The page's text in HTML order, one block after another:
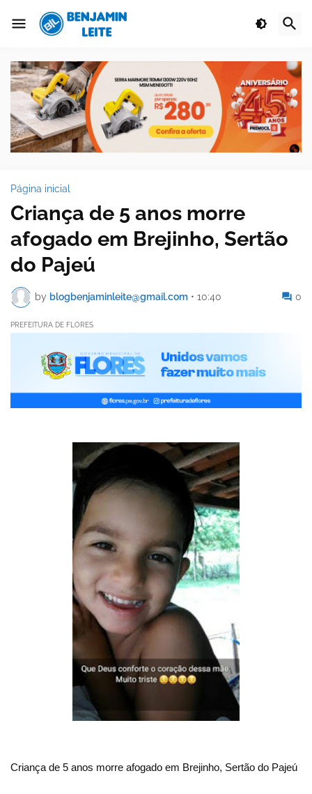
Página inicial
Criança de 5 anos morre
afogado em Brejinho, Sertão
do Pajeú
by blogbenjaminleite@gmail.com • 10:40 0
PREFEITURA DE FLORES
Criança de 5 anos morre afogado em Brejinho, Sertão do Pajeú